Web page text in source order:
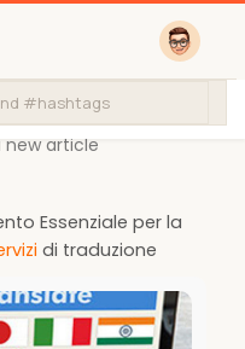
article
Essenziale per la
di traduzione